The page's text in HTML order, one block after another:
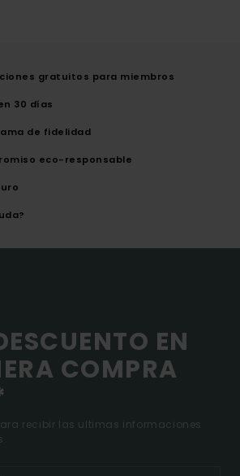
gratuitos para miembros
30 días
de fidelidad
eco-responsable
EN
COMPRA
recibir las ultimas informaciones